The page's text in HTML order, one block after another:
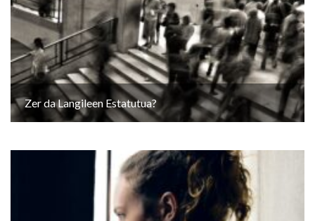
Zer da Langileen Estatutua?